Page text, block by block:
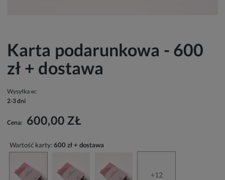
Karta podarunkowa - 600
zł + dostawa
Wysyłka w:
2-3 dni
Cena: 600,00 ZŁ
Wartość karty:600 zł + dostawa
+12